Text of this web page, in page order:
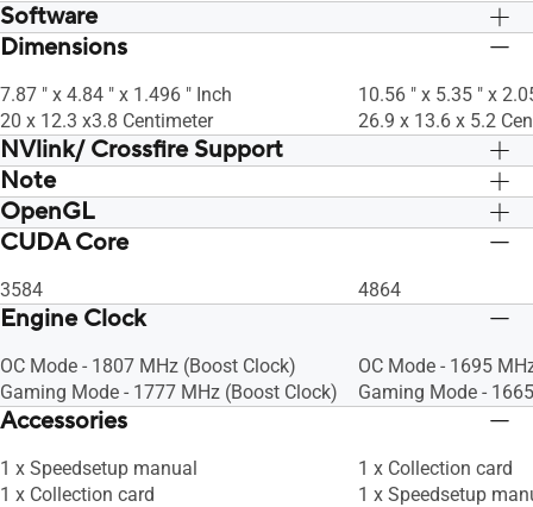
Software
ASUS GPU Tweak II & GeForce Game
download all software from the support
site.
ASUS GPU Tweak
download all
site.
Dimensions
7.87 " x 4.84 " x 1.496 " Inch
20 x 12.3 x3.8 Centimeter
10.56 " x 5.35 " x
26.9 x 13.6 x 5.2
NVlink/ Crossfire Support
Nein
Note
* Our wattage recommendation is based
on a fully overclocked GPU and CPU
tailored suggestion, please use the
“Choose By Wattage” feature on our
https://rog.asus.com/event/PSU/ASUS-
Power-Supply-Units/index.html
* Our wattage
on a fully
tailored suggestion,
“Choose By
https://
Power-Supply-
OpenGL
OpenGL®4.6
CUDA Core
3584 4864
Engine Clock
OC Mode - 1807 MHz (Boost Clock)
Gaming Mode - 1777 MHz (Boost Clock)
OC Mode - 1695
Gaming Mode -
Accessories
1 x Speedsetup manual
1 x Collection card
1 x Collection card
1 x Speedsetup